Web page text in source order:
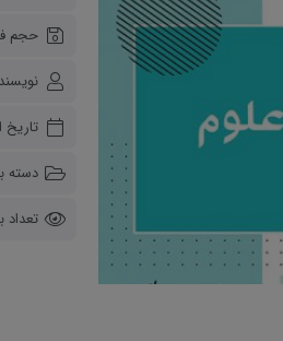
حجم
تاریخ
دسته
تعداد